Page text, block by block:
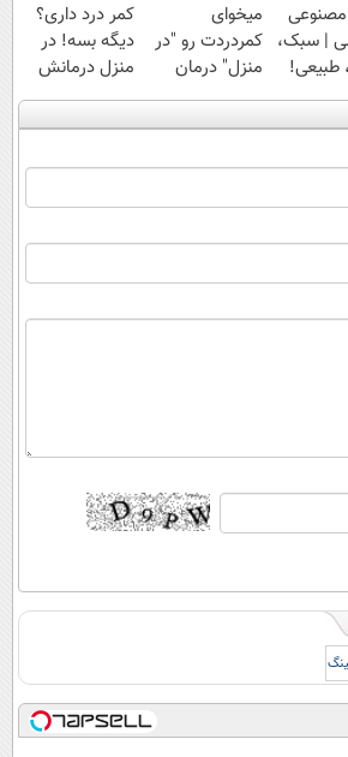
مصنوعی
| سبک،
طبیعی!
میخوای
کمردردت رو "در
منزل" درمان
کنی؟ (◂فیلم +
◂پرسش‌نامه)
کمر درد داری؟
دیگه بسه! در
منزل درمانش
کن
(◀پرسش‌نامه)